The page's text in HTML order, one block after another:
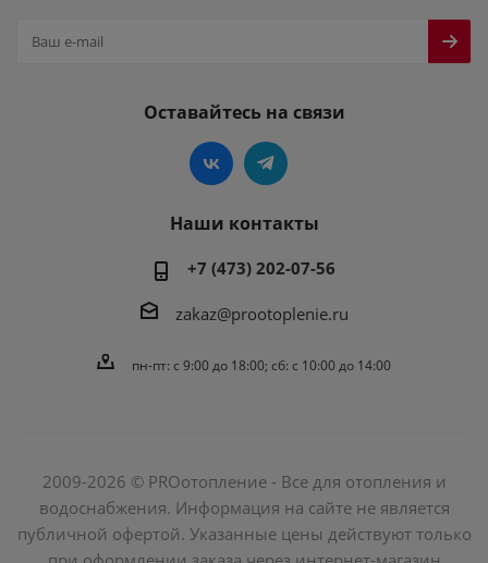
Оставайтесь на связи
Наши контакты
+7 (473) 202-07-56
zakaz@prootoplenie.ru
пн-пт: c 9:00 до 18:00; сб: с 10:00 до 14:00
2009-2026 © PROотопление - Все для отопления и
водоснабжения. Информация на сайте не является
публичной офертой. Указанные цены действуют только